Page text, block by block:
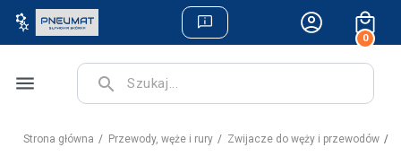
0
menu search
Strona główna Przewody, węże i rury Zwijacze do węży i przewodów